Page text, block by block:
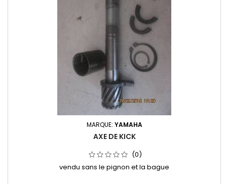
MARQUE: YAMAHA
AXE DE KICK
(0)
vendu sans le pignon et la bague